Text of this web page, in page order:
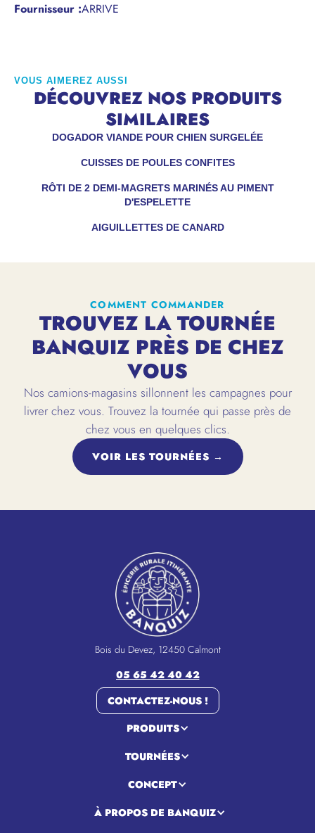
Fournisseur :ARRIVE
VOUS AIMEREZ AUSSI
DÉCOUVREZ NOS PRODUITS
SIMILAIRES
DOGADOR VIANDE POUR CHIEN SURGELÉE
CUISSES DE POULES CONFITES
RÔTI DE 2 DEMI-MAGRETS MARINÉS AU PIMENT
D'ESPELETTE
AIGUILLETTES DE CANARD
COMMENT COMMANDER
TROUVEZ LA TOURNÉE
BANQUIZ PRÈS DE CHEZ
VOUS
Nos camions-magasins sillonnent les campagnes pour
livrer chez vous. Trouvez la tournée qui passe près de
chez vous en quelques clics.
VOIR LES TOURNÉES →
Bois du Devez, 12450 Calmont
05 65 42 40 42
CONTACTEZ-NOUS !
PRODUITS
TOURNÉES
CONCEPT
À PROPOS DE BANQUIZ